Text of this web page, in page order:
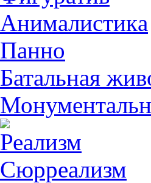
Анималистикa
Панно
Батальная
Реализм
Сюрреализм